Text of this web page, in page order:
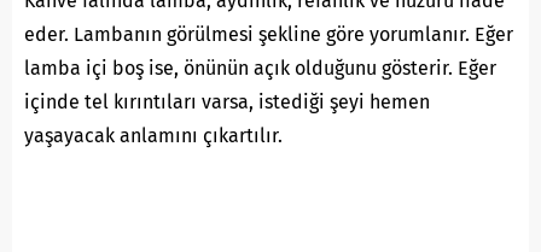
eder. Lambanın görülmesi şekline göre yorumlanır. Eğer
lamba içi boş ise, önünün açık olduğunu gösterir. Eğer
içinde tel kırıntıları varsa, istediği şeyi hemen
yaşayacak anlamını çıkartılır.